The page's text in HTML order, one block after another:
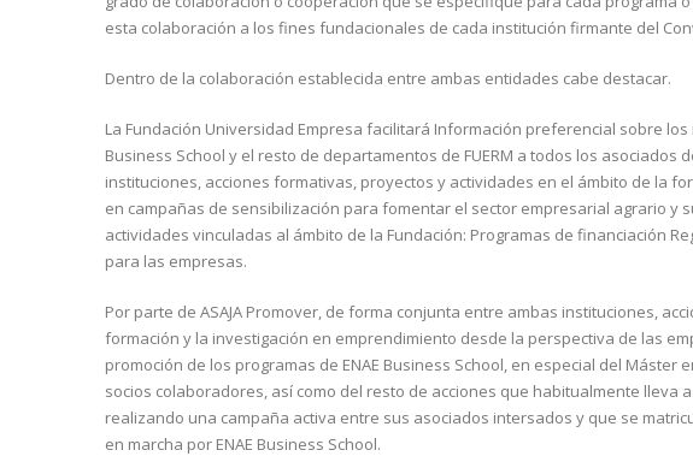
esta colaboración a los fines fundacionales de cada institución firmante del
Dentro de la colaboración establecida entre ambas entidades cabe destacar.
La Fundación Universidad Empresa facilitará Información preferencial sobre
Business School y el resto de departamentos de FUERM a todos los asociados
instituciones, acciones formativas, proyectos y actividades en el ámbito de la
en campañas de sensibilización para fomentar el sector empresarial agrario y
actividades vinculadas al ámbito de la Fundación: Programas de financiación
para las empresas.
Por parte de ASAJA Promover, de forma conjunta entre ambas instituciones,
formación y la investigación en emprendimiento desde la perspectiva de las
promoción de los programas de ENAE Business School, en especial del
socios colaboradores, así como del resto de acciones que habitualmente lleva
realizando una campaña activa entre sus asociados intersados y que se
en marcha por ENAE Business School.